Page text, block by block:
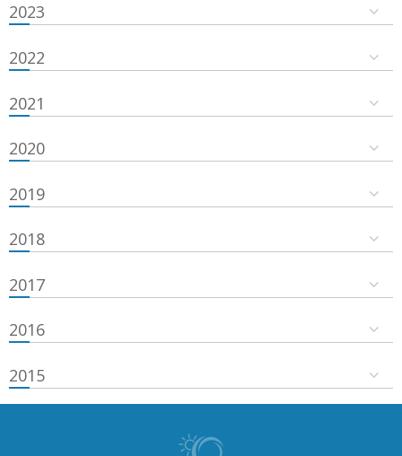
2023
2022
2021
2020
2019
2018
2017
2016
2015